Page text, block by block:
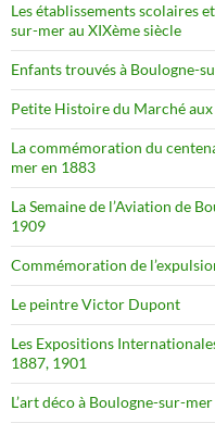
Les établissements scolaires
sur-mer au XIXème siècle
Enfants trouvés à Boulogne-
Petite Histoire du Marché
La commémoration du
mer en 1883
La Semaine de l’Aviation de
1909
Commémoration de
Le peintre Victor Dupont
Les Expositions
1887, 1901
L’art déco à Boulogne-sur-mer